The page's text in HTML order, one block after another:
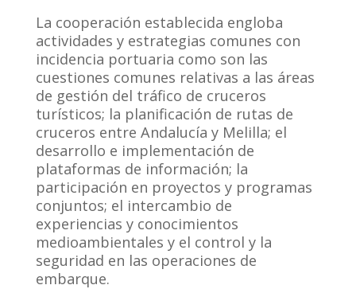
La cooperación establecida engloba
actividades y estrategias comunes con
incidencia portuaria como son las
cuestiones comunes relativas a las áreas
de gestión del tráfico de cruceros
turísticos; la planificación de rutas de
cruceros entre Andalucía y Melilla; el
desarrollo e implementación de
plataformas de información; la
participación en proyectos y programas
conjuntos; el intercambio de
experiencias y conocimientos
medioambientales y el control y la
seguridad en las operaciones de
embarque.